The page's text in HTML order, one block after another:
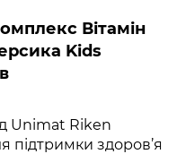
Вітамін
Kids
Unimat Riken
підтримки здоров’я